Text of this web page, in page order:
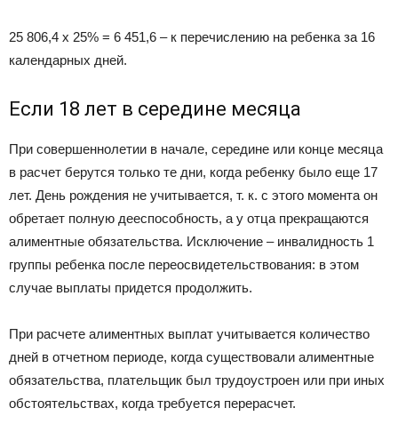
25 806,4 х 25% = 6 451,6 – к перечислению на ребенка за 16
календарных дней.
Если 18 лет в середине месяца
При совершеннолетии в начале, середине или конце месяца
в расчет берутся только те дни, когда ребенку было еще 17
лет. День рождения не учитывается, т. к. с этого момента он
обретает полную дееспособность, а у отца прекращаются
алиментные обязательства. Исключение – инвалидность 1
группы ребенка после переосвидетельствования: в этом
случае выплаты придется продолжить.
При расчете алиментных выплат учитывается количество
дней в отчетном периоде, когда существовали алиментные
обязательства, плательщик был трудоустроен или при иных
обстоятельствах, когда требуется перерасчет.